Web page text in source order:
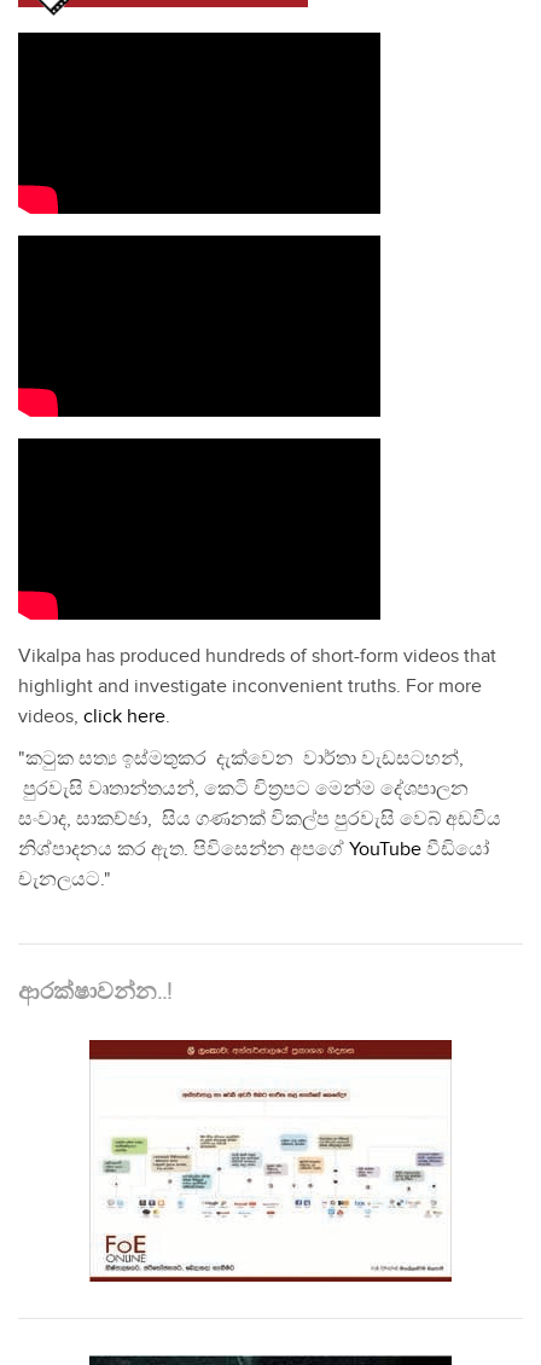
Vikalpa has produced hundreds of short-form videos that
highlight and investigate inconvenient truths. For more
videos, click here.
"කටුක සත්‍ය ඉස්මතුකර දැක්වෙන වාර්තා වැඩසටහන්,
පුරවැසි වෘතාන්තයන්, කෙටි චිත්‍රපට මෙන්ම දේශපාලන
සංවාද, සාකච්ඡා, සිය ගණනක් විකල්ප පුරවැසි වෙබ් අඩවිය
නිශ්පාදනය කර ඇත. පිවිසෙන්න අපගේ YouTube වීඩියෝ
චැනලයට."
ආරක්ෂාවන්න..!